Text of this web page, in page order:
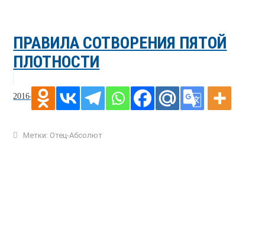
ПРАВИЛА СОТВОРЕНИЯ ПЯТОЙ
ПЛОТНОСТИ
2016-02-04
Метки: Отец-Абсолют